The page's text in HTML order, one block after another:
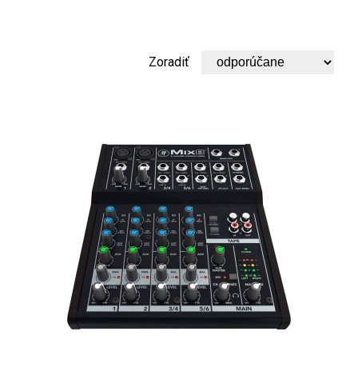
Zoradiť